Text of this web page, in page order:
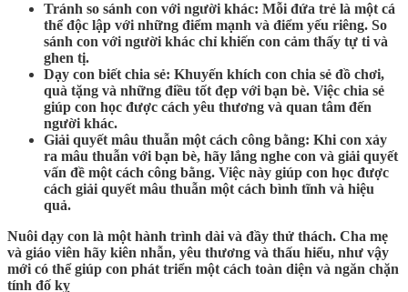
Tránh so sánh con với người khác: Mỗi đứa trẻ là một cá
thể độc lập với những điểm mạnh và điểm yếu riêng. So
sánh con với người khác chỉ khiến con cảm thấy tự ti và
ghen tị.
Dạy con biết chia sẻ: Khuyến khích con chia sẻ đồ chơi,
quà tặng và những điều tốt đẹp với bạn bè. Việc chia sẻ
giúp con học được cách yêu thương và quan tâm đến
người khác.
Giải quyết mâu thuẫn một cách công bằng: Khi con xảy
ra mâu thuẫn với bạn bè, hãy lắng nghe con và giải quyết
vấn đề một cách công bằng. Việc này giúp con học được
cách giải quyết mâu thuẫn một cách bình tĩnh và hiệu
quả.
Nuôi dạy con là một hành trình dài và đầy thử thách. Cha mẹ
và giáo viên hãy kiên nhẫn, yêu thương và thấu hiểu, như vậy
mới có thể giúp con phát triển một cách toàn diện và ngăn chặn
tính đố kỵ